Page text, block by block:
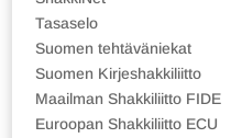
Tasaselo
Suomen tehtäväniekat
Suomen Kirjeshakkiliitto
Maailman Shakkiliitto FIDE
Euroopan Shakkiliitto ECU